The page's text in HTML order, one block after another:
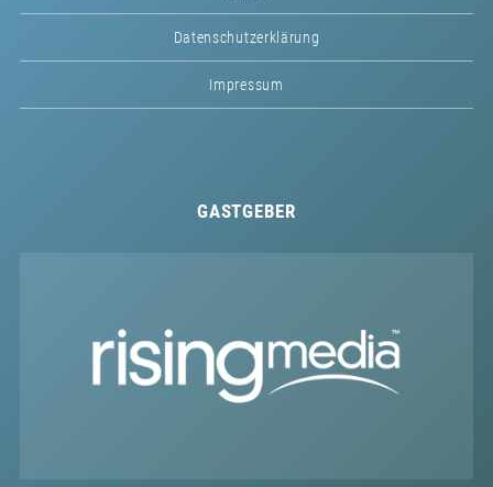
Datenschutzerklärung
Impressum
GASTGEBER